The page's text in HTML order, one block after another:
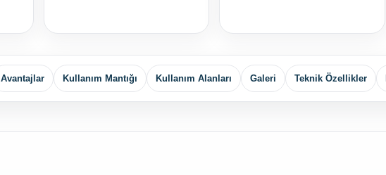
Avantajlar Kullanım Mantığı Kullanım Alanları Galeri Teknik Özellikler